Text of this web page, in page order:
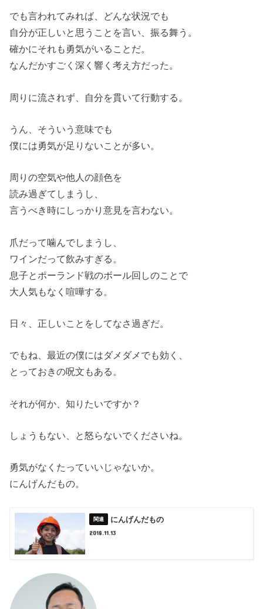
でも言われてみれば、どんな状況でも
自分が正しいと思うことを言い、振る舞う。
確かにそれも勇気がいることだ。
なんだかすごく深く響く考え方だった。
周りに流されず、自分を貫いて行動する。
うん、そういう意味でも
僕には勇気が足りないことが多い。
周りの空気や他人の顔色を
読み過ぎてしまうし、
言うべき時にしっかり意見を言わない。
爪だって噛んでしまうし、
ワインだって飲みすぎる。
息子とポーランド戦のボール回しのことで
大人気もなく喧嘩する。
日々、正しいことをしてなさ過ぎだ。
でもね、最近の僕にはダメダメでも効く、
とっておきの呪文もある。
それが何か、知りたいですか？
しょうもない、と怒らないでくださいね。
勇気がなくたっていいじゃないか。
にんげんだもの。
にんげんだもの
2018.11.13